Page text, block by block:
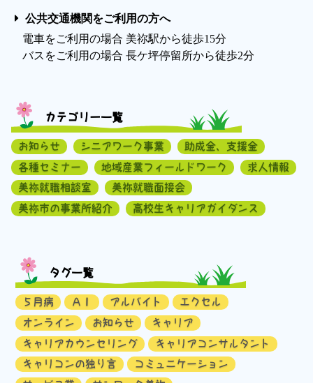
公共交通機関をご利用の方へ
電車をご利用の場合 美祢駅から徒歩15分
バスをご利用の場合 長ケ坪停留所から徒歩2分
カテゴリー一覧
お知らせ シニアワーク事業
助成金、支援金
各種セミナー
地域産業フィールドワーク
求人情報
美祢就職相談室
美祢就職面接会
美祢市の事業所紹介
高校生キャリアガイダンス
タグ一覧
５月病 ＡＩ アルバイト
エクセル
オンライン
お知らせ
キャリア
キャリアカウンセリング
キャリアコンサルタント
キャリコンの独り言
コミュニケーション